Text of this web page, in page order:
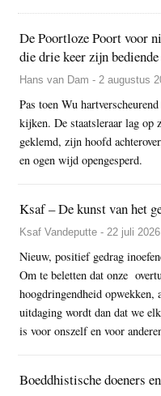
De Poortloze Poort voor
die drie keer zijn
Hans van Dam - 2 augustus
Pas toen Wu
kijken. De staatsleraar lag op
geklemd, zijn hoofd
en ogen wijd opengesperd.
Ksaf – De kunst van het
Ksaf Vandeputte - 22 juli 2026
Nieuw, positief gedrag
Om te beletten dat onze
hoogdringendheid opwekken,
uitdaging wordt dan dat we
is voor onszelf en voor
Boeddhistische doeners